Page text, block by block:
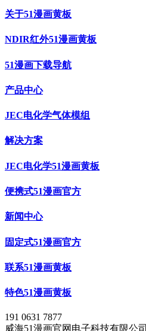
关于51漫画黄板
NDIR红外51漫画黄板
51漫画下载导航
产品中心
JEC电化学气体模组
解决方案
JEC电化学51漫画黄板
便携式51漫画官方
新闻中心
固定式51漫画官方
联系51漫画黄板
特色51漫画黄板
191 0631 7877
威海51漫画官网电子科技有限公司